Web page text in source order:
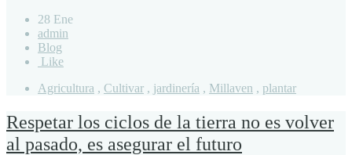
28 Ene
admin
Blog
Like
Agricultura , Cultivar , jardinería , Millaven , plantar
Respetar los ciclos de la tierra no es volver
al pasado, es asegurar el futuro